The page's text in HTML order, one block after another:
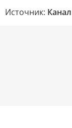
Источник: